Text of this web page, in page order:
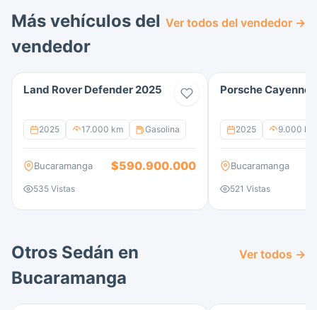
Más vehículos del
vendedor
Ver todos del vendedor →
Land Rover Defender 2025
2025 17.000 km Gasolina
Bucaramanga $590.900.000
535 Vistas
Porsche Cayenne
2025 9.000 km
Bucaramanga
521 Vistas
Otros Sedán en
Bucaramanga
Ver todos →